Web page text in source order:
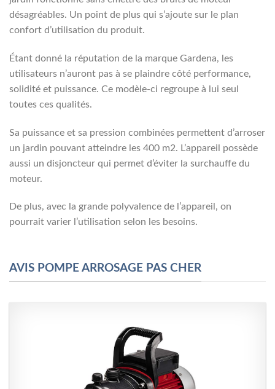
désagréables. Un point de plus qui s’ajoute sur le plan
confort d’utilisation du produit.
Étant donné la réputation de la marque Gardena, les
utilisateurs n’auront pas à se plaindre côté performance,
solidité et puissance. Ce modèle-ci regroupe à lui seul
toutes ces qualités.
Sa puissance et sa pression combinées permettent d’arroser
un jardin pouvant atteindre les 400 m2. L’appareil possède
aussi un disjoncteur qui permet d’éviter la surchauffe du
moteur.
De plus, avec la grande polyvalence de l’appareil, on
pourrait varier l’utilisation selon les besoins.
AVIS POMPE ARROSAGE PAS CHER